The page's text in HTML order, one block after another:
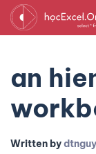
an
Written by